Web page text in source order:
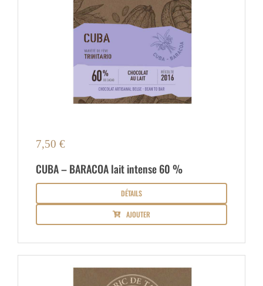
7,50 €
CUBA – BARACOA lait intense 60 %
DÉTAILS
AJOUTER